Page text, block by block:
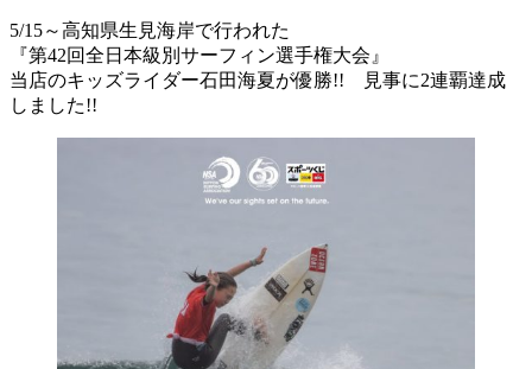
日
時
:
5/15～高知県生見海岸で行われた
『第42回全日本級別サーフィン選手権大会』
当店のキッズライダー石田海夏が優勝!! 見事に2連覇達成
しました!!